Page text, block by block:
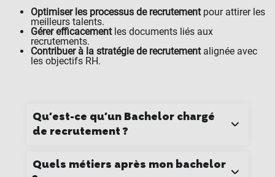
Optimiser les processus de recrutementpour attirer les
meilleurs talents.
Gérer efficacementles documents liés aux
recrutements.
Contribuer à la stratégie de recrutementalignée avec
les objectifs RH.
Qu'est-ce qu'un Bachelor chargé
de recrutement ?
Quels métiers après mon bachelor